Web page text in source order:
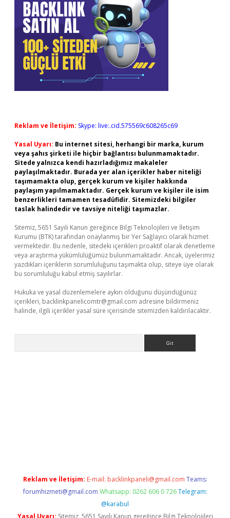
Reklam ve İletişim: Skype: live:.cid.575569c608265c69
Yasal Uyarı: Bu internet sitesi, herhangi bir marka, kurum
veya şahıs şirketi ile hiçbir bağlantısı bulunmamaktadır.
Sitede yalnızca kendi hazırladığımız makaleler
paylaşılmaktadır. Burada yer alan içerikler haber niteliği
taşımamakta olup, gerçek kurum ve kişiler hakkında
paylaşım yapılmamaktadır. Gerçek kurum ve kişiler ile isim
benzerlikleri tamamen tesadüfidir. Sitemizdeki bilgiler
taslak halindedir ve tavsiye niteliği taşımazlar.
Sitemiz, 5651 Sayılı Kanun gereğince Bilgi Teknolojileri ve İletişim
Kurumu (BTK) tarafından onaylanmış bir Yer Sağlayıcı olarak hizmet
vermektedir. Bu nedenle, sitedeki içerikleri proaktif olarak denetleme
veya araştırma yükümlülüğümüz bulunmamaktadır. Ancak, üyelerimiz
yazdıkları içeriklerin sorumluluğunu taşımakta olup, siteye üye olarak
bu sorumluluğu kabul etmiş sayılırlar.
Hukuka ve yasal düzenlemelere aykırı olduğunu düşündüğünüz
içerikleri, backlinkpanelicomtr@gmail.com adresine bildirmeniz
halinde, ilgili içerikler yasal süre içerisinde sitemizden kaldırılacaktır.
Reklam ve İletişim: E-mail: backlinkpaneli@gmail.com Teams:
forumhizmeti@gmail.com Whatsapp: 0262 606 0 726 Telegram:
@karabul
Yasal Uyarı: Sitemiz, 5651 Sayılı Kanun gereğince Bilgi Teknolojileri